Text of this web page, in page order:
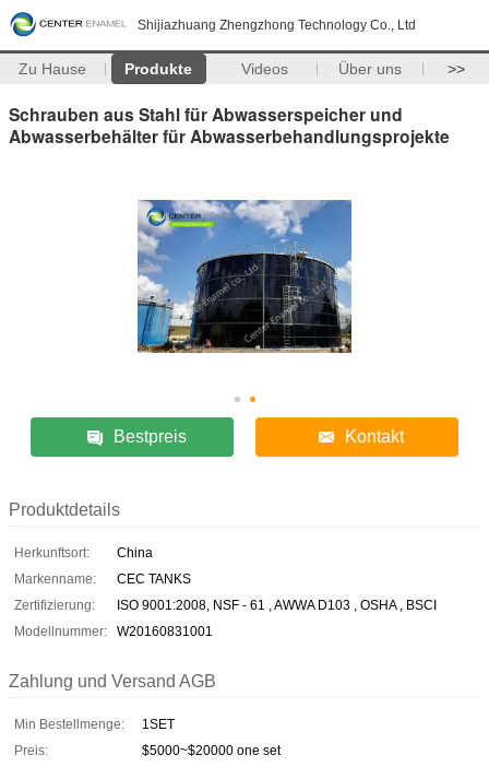
Shijiazhuang Zhengzhong Technology Co., Ltd
Zu Hause Produkte Videos Über uns >>
Schrauben aus Stahl für Abwasserspeicher und
Abwasserbehälter für Abwasserbehandlungsprojekte
Bestpreis Kontakt
Produktdetails
Herkunftsort:
China
Markenname:
CEC TANKS
Zertifizierung:
ISO 9001:2008, NSF - 61 , AWWA D103 , OSHA , BSCI
Modellnummer:
W20160831001
Zahlung und Versand AGB
Min Bestellmenge:
1SET
Preis:
$5000~$20000 one set